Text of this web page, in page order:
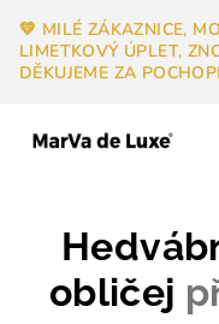
obsah
💛 MILÉ ZÁKAZNICE,
LIMETKOVÝ ÚPLET,
DĚKUJEME ZA
obličej